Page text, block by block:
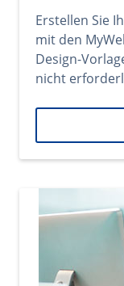
Erstellen Sie
mit den
Design-
nicht